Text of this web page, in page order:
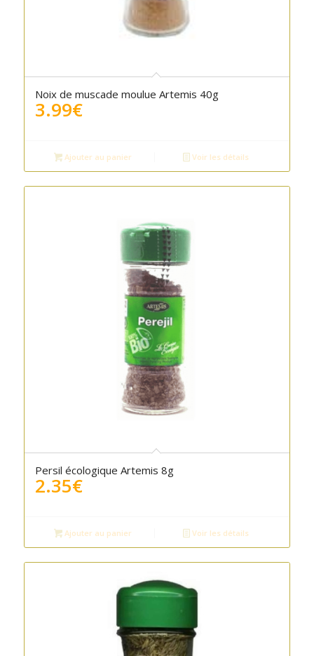
Noix de muscade moulue Artemis 40g
3.99€
Ajouter au panier Voir les détails
Persil écologique Artemis 8g
2.35€
Ajouter au panier Voir les détails